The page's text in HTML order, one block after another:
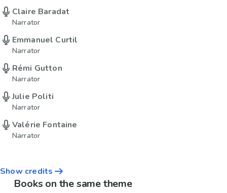
Claire Baradat
Narrator
Emmanuel Curtil
Narrator
Rémi Gutton
Narrator
Julie Politi
Narrator
Valérie Fontaine
Narrator
Show credits
Books on the same theme